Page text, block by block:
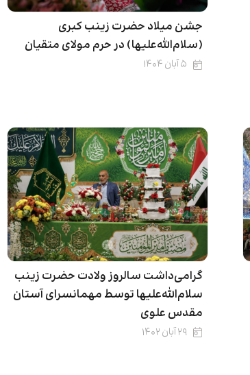
جشن میلاد حضرت زینب کبری
(سلام‌الله‌علیها) در حرم مولای متقیان
۵ آبان ۱۴۰۴
گرامی‌داشت سالروز ولادت حضرت زینب
سلام‌الله‌علیها توسط مهمانسرای آستان
مقدس علوی
۲۹ آبان ۱۴۰۲